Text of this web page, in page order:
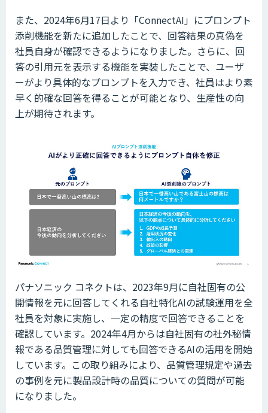
また、2024年6月17日より「ConnectAI」にプロンプト
添削機能を新たに追加したことで、回答結果の真偽を
社員自身が確認できるようになりました。さらに、回
答の引用元を表示する機能を実装したことで、ユーザ
ーがより具体的なプロンプトを入力でき、社員はより素
早く的確な回答を得ることが可能となり、生産性の向
上が期待されます。
パナソニック コネクトは、2023年9月に自社固有の公
開情報を元に回答してくれる自社特化AIの試験運用を全
社員を対象に実施し、一定の精度で回答できることを
確認しています。2024年4月からは自社固有の社外秘情
報である品質管理に対しても回答できるAIの活用を開始
しています。この取り組みにより、品質管理規定や過去
の事例を元に製品設計時の品質についての質問が可能
になりました。